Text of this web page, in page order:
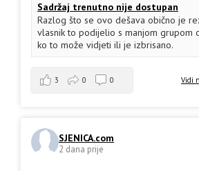
Sadržaj trenutno nije dostupan
Razlog što se ovo dešava obično je
vlasnik to podijelio s manjom grupom
ko to može vidjeti ili je izbrisano.
Vidi
3 0 0
SJENICA.com
2 dana prije